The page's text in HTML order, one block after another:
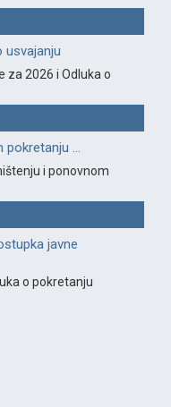
usvajanju
za 2026 i Odluka o
pokretanju ...
i ponovnom
javne
o pokretanju